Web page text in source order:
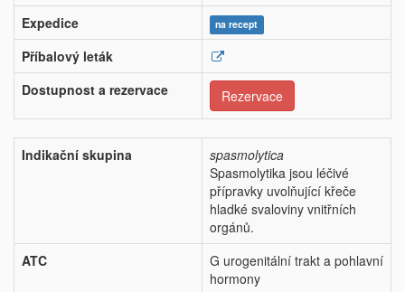
Expedice
na recept
Příbalový leták
Dostupnost a rezervace
Rezervace
Indikační skupina
spasmolytica
Spasmolytika jsou léčivé
přípravky uvolňující křeče
hladké svaloviny vnitřních
orgánů.
ATC
G urogenitální trakt a pohlavní
hormony